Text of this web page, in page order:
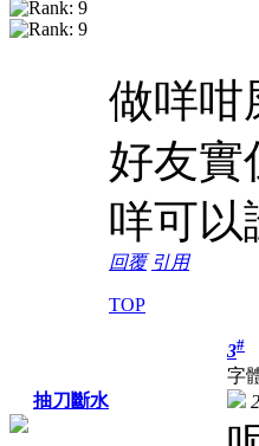
做咩咁
好友實
咩可以
回覆 引用
TOP
抽刀斷水
3#
字